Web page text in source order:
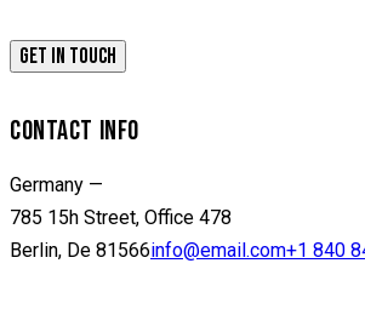
CONTACT INFO
Germany —
785 15h Street, Office 478
Berlin, De 81566info@email.com+1 840